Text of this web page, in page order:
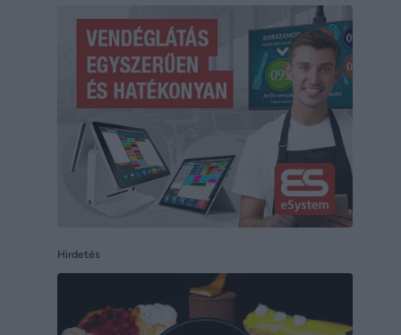
Hirdetés